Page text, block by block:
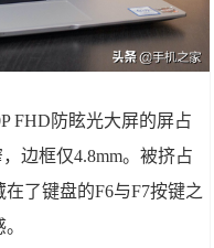
FHD防眩光大屏的屏占
边框仅4.8mm。被挤占
了键盘的F6与F7按键之